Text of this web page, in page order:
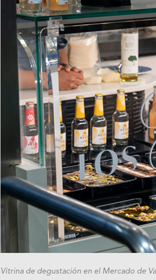
Vitrina de degustación en el Mercado de